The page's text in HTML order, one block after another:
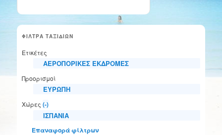
ΦΙΛΤΡΑ ΤΑΞΙΔΙΩΝ
Ετικέτες
ΑΕΡΟΠΟΡΙΚΕΣ ΕΚΔΡΟΜΕΣ
Προορισμοί
ΕΥΡΩΠΗ
Χώρες(-)
ΙΣΠΑΝΙΑ
Επαναφορά φίλτρων